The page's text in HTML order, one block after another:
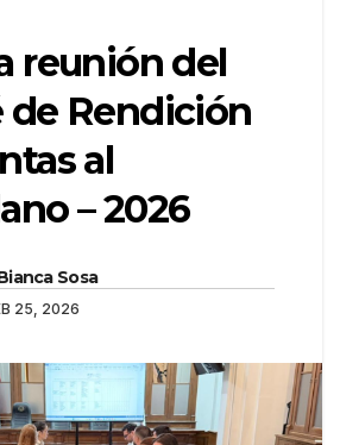
reunión del
de Rendición
al
– 2026
Sosa
25, 2026